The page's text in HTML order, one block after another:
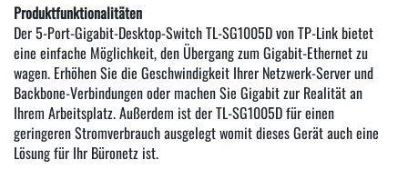
Produktfunktionalitäten
Der 5-Port-Gigabit-Desktop-Switch TL-SG1005D von TP-Link bietet
eine einfache Möglichkeit, den Übergang zum Gigabit-Ethernet zu
wagen. Erhöhen Sie die Geschwindigkeit Ihrer Netzwerk-Server und
Backbone-Verbindungen oder machen Sie Gigabit zur Realität an
Ihrem Arbeitsplatz. Außerdem ist der TL-SG1005D für einen
geringeren Stromverbrauch ausgelegt womit dieses Gerät auch eine
Lösung für Ihr Büronetz ist.